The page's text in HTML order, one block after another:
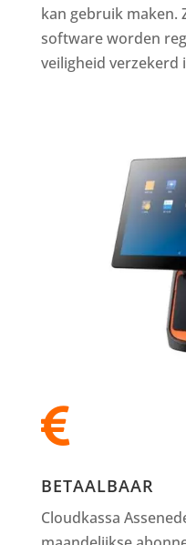
kan gebruik maken.
software worden
veiligheid verzekerd

BETAALBAAR
Cloudkassa